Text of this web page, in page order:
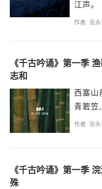
江声。
营营。
作者: 张
《千古吟诵》第一季
志和
西塞山
青箬笠
作者: 张
《千古吟诵》第一季
殊